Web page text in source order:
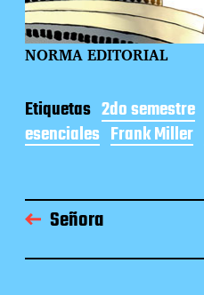
NORMA EDITORIAL
Etiquetas 2do semestre
esenciales Frank Miller
Señora